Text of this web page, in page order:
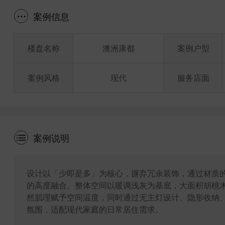
案例信息
楼盘名称
案例风格
澳洲康都
现代
案例户型
服务店面
案例说明
设计以「少即是多」为核心，摒弃冗余装饰，通过材
的高度融合。整体空间以暖调浅灰为基底，大面积胡
然肌理赋予空间温度，同时通过无主灯设计、隐形收
氛围，适配现代家庭的日常居住需求。